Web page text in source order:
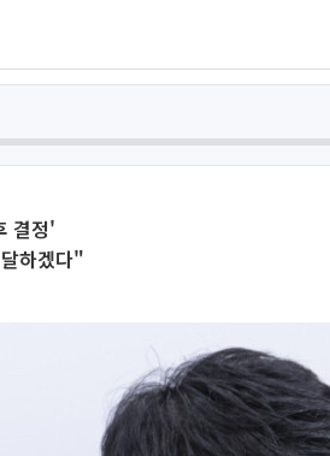
결정'
하겠다"